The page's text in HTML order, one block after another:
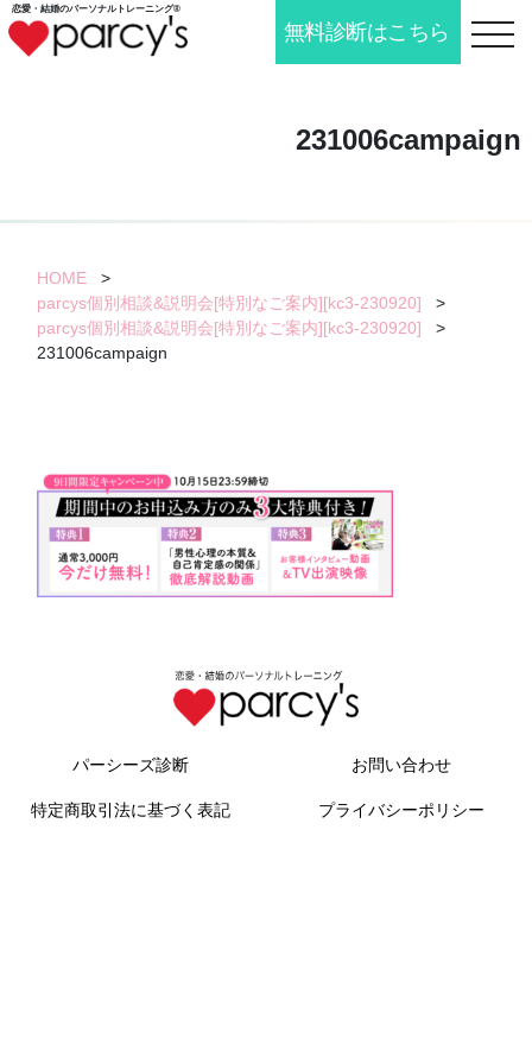
恋愛・結婚のパーソナルトレーニング®
toggle
無料診断はこちら
231006campaign
HOME
>
parcys個別相談&説明会[特別なご案内][kc3-230920]
>
parcys個別相談&説明会[特別なご案内][kc3-230920]
>
231006campaign
パーシーズ診断 お問い合わせ
特定商取引法に基づく表記 プライバシーポリシー